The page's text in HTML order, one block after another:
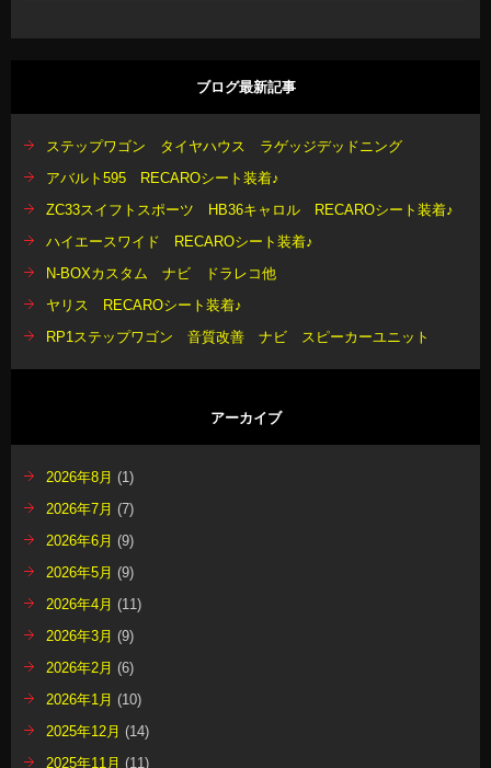
ブログ最新記事
ステップワゴン タイヤハウス ラゲッジデッドニング
アバルト595 RECAROシート装着♪
ZC33スイフトスポーツ HB36キャロル RECAROシート装着♪
ハイエースワイド RECAROシート装着♪
N-BOXカスタム ナビ ドラレコ他
ヤリス RECAROシート装着♪
RP1ステップワゴン 音質改善 ナビ スピーカーユニット
アーカイブ
2026年8月 (1)
2026年7月 (7)
2026年6月 (9)
2026年5月 (9)
2026年4月 (11)
2026年3月 (9)
2026年2月 (6)
2026年1月 (10)
2025年12月 (14)
2025年11月 (11)